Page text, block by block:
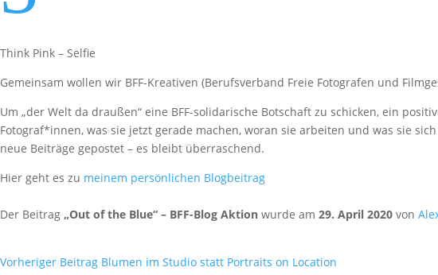
Think Pink – Selfie
Gemeinsam wollen wir BFF-Kreativen (Berufsverband Freie Fotografen und
Um „der Welt da draußen“ eine BFF-solidarische Botschaft zu schicken, ein
Fotograf*innen, was sie jetzt gerade machen, woran sie arbeiten und was sie
neue Beiträge gepostet – es bleibt überraschend.
Hier geht es zu meinem persönlichen Blogbeitrag
Der Beitrag „Out of the Blue“ – BFF-Blog Aktion wurde am 29. April 2020 von
Vorheriger Beitrag Blumen im Studio statt Portraits on Location